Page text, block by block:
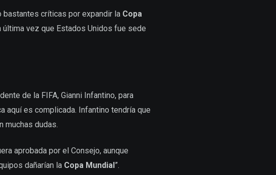
bastantes críticas por expandir la Copa
vez que Estados Unidos fue sede
de la FIFA, Gianni Infantino, para
aquí es complicada. Infantino tendría que
muchas dudas.
aprobada por el Consejo, aunque
dañarían la Copa Mundial ”.